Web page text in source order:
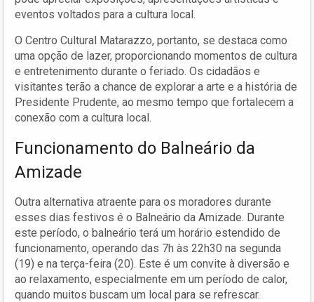
eventos voltados para a cultura local.
O Centro Cultural Matarazzo, portanto, se destaca como
uma opção de lazer, proporcionando momentos de cultura
e entretenimento durante o feriado. Os cidadãos e
visitantes terão a chance de explorar a arte e a história de
Presidente Prudente, ao mesmo tempo que fortalecem a
conexão com a cultura local.
Funcionamento do Balneário da
Amizade
Outra alternativa atraente para os moradores durante
esses dias festivos é o Balneário da Amizade. Durante
este período, o balneário terá um horário estendido de
funcionamento, operando das 7h às 22h30 na segunda
(19) e na terça-feira (20). Este é um convite à diversão e
ao relaxamento, especialmente em um período de calor,
quando muitos buscam um local para se refrescar.